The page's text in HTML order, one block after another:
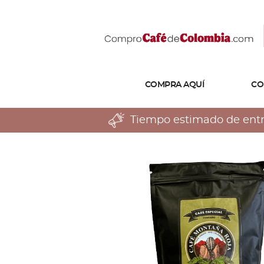
COMPRA AQUÍ
Tiempo estimado de